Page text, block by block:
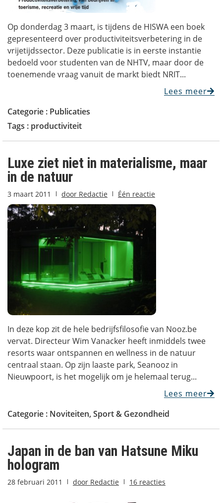
Op donderdag 3 maart, is tijdens de HISWA een boek
gepresenteerd over productiviteitsverbetering in de
vrijetijdssector. Deze publicatie is in eerste instantie
bedoeld voor studenten van de NHTV, maar door de
toenemende vraag vanuit de markt biedt NRIT...
Lees meer
Categorie : Publicaties
Tags : productiviteit
Luxe ziet niet in materialisme, maar
in de natuur
3 maart 2011 door Redactie Één reactie
In deze kop zit de hele bedrijfsfilosofie van Nooz.be
vervat. Directeur Wim Vanacker heeft inmiddels twee
resorts waar ontspannen en wellness in de natuur
centraal staan. Op zijn laaste park, Seanooz in
Nieuwpoort, is het mogelijk om je helemaal terug...
Lees meer
Categorie : Noviteiten, Sport & Gezondheid
Japan in de ban van Hatsune Miku
hologram
28 februari 2011 door Redactie 16 reacties